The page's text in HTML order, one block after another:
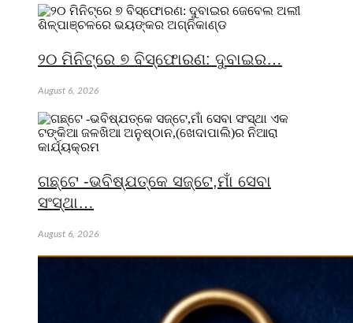
୨୦ ମିନିଟ୍‌ରେ ୭ ବିସ୍ଫୋରଣ: ଦୁବାଇର…
August 6, 2026
ଗଛ୍‌ଟେ -ଭବିଷ୍ଯତ୍‌କେ ସଜ୍‌ଟେ,ମାଁ ସେବା
ସଂସ୍ଥା…
August 6, 2026